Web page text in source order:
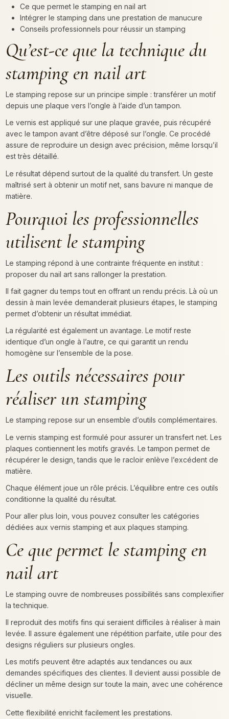
Ce que permet le stamping en nail art
Intégrer le stamping dans une prestation de manucure
Conseils professionnels pour réussir un stamping
Qu’est-ce que la technique du
stamping en nail art
Le stamping repose sur un principe simple : transférer un motif
depuis une plaque vers l’ongle à l’aide d’un tampon.
Le vernis est appliqué sur une plaque gravée, puis récupéré
avec le tampon avant d’être déposé sur l’ongle. Ce procédé
assure de reproduire un design avec précision, même lorsqu’il
est très détaillé.
Le résultat dépend surtout de la qualité du transfert. Un geste
maîtrisé sert à obtenir un motif net, sans bavure ni manque de
matière.
Pourquoi les professionnelles
utilisent le stamping
Le stamping répond à une contrainte fréquente en institut :
proposer du nail art sans rallonger la prestation.
Il fait gagner du temps tout en offrant un rendu précis. Là où un
dessin à main levée demanderait plusieurs étapes, le stamping
permet d’obtenir un résultat immédiat.
La régularité est également un avantage. Le motif reste
identique d’un ongle à l’autre, ce qui garantit un rendu
homogène sur l’ensemble de la pose.
Les outils nécessaires pour
réaliser un stamping
Le stamping repose sur un ensemble d’outils complémentaires.
Le vernis stamping est formulé pour assurer un transfert net. Les
plaques contiennent les motifs gravés. Le tampon permet de
récupérer le design, tandis que le racloir enlève l’excédent de
matière.
Chaque élément joue un rôle précis. L’équilibre entre ces outils
conditionne la qualité du résultat.
Pour aller plus loin, vous pouvez consulter les catégories
dédiées aux vernis stamping et aux plaques stamping.
Ce que permet le stamping en
nail art
Le stamping ouvre de nombreuses possibilités sans complexifier
la technique.
Il reproduit des motifs fins qui seraient difficiles à réaliser à main
levée. Il assure également une répétition parfaite, utile pour des
designs réguliers sur plusieurs ongles.
Les motifs peuvent être adaptés aux tendances ou aux
demandes spécifiques des clientes. Il devient aussi possible de
décliner un même design sur toute la main, avec une cohérence
visuelle.
Cette flexibilité enrichit facilement les prestations.